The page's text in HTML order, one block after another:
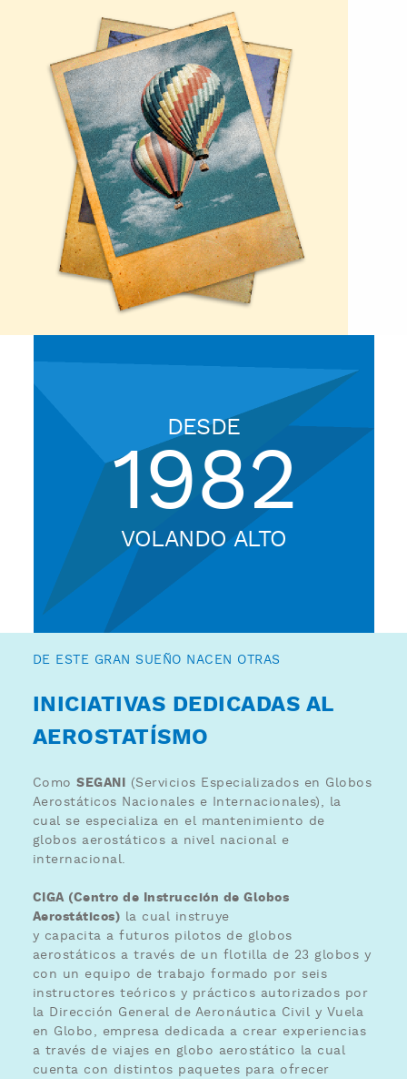
DESDE
1982
VOLANDO ALTO
DE ESTE GRAN SUEÑO NACEN OTRAS
INICIATIVAS DEDICADAS AL
AEROSTATÍSMO
ComoSEGANI (Servicios Especializados en Globos
Aerostáticos Nacionales e Internacionales), la
cual se especializa en el mantenimiento de
globos aerostáticos a nivel nacional e
internacional.
CIGA (Centro de Instrucción de Globos
Aerostáticos) la cual instruye
y capacita a futuros pilotos de globos
aerostáticos a través de un flotilla de 23 globos y
con un equipo de trabajo formado por seis
instructores teóricos y prácticos autorizados por
la Dirección General de Aeronáutica Civil y Vuela
en Globo, empresa dedicada a crear experiencias
a través de viajes en globo aerostático la cual
cuenta con distintos paquetes para ofrecer